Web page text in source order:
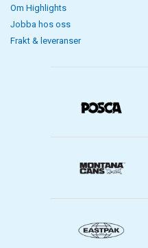
Om Highlights
Jobba hos oss
Frakt & leveranser